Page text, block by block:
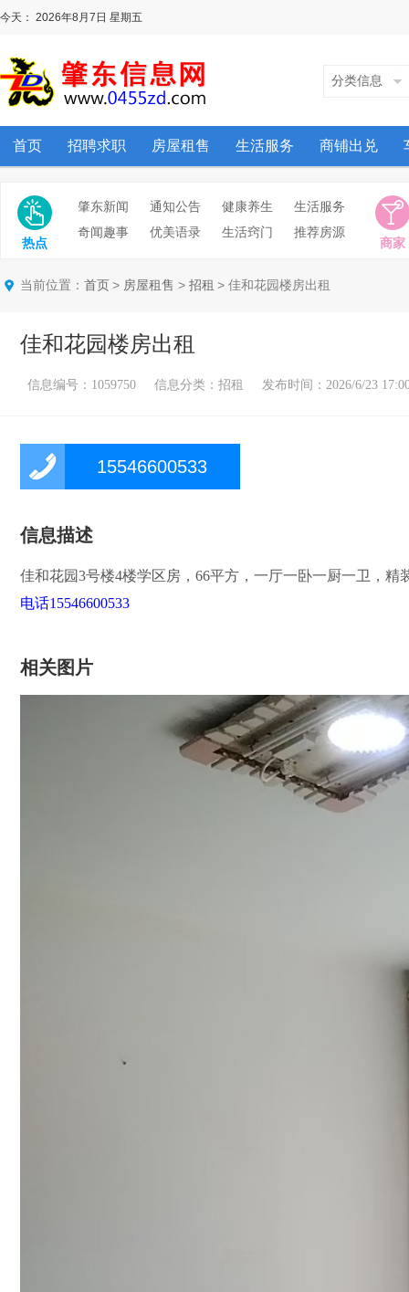
今天： 2026年8月7日 星期五
分类信息
首页 招聘求职 房屋租售 生活服务 商铺出兑
肇东新闻 通知公告 健康养生
生活服务
奇闻趣事
优美语录 生活窍门 推荐房源
热点 商家
当前位置： 首页 > 房屋租售 > 招租 > 佳和花园楼房出租
佳和花园楼房出租
信息编号：1059750 信息分类：招租 发布时间：2026/6/23
15546600533
信息描述
佳和花园3号楼4楼学区房，66平方，一厅一卧一厨一卫，
电话15546600533
相关图片